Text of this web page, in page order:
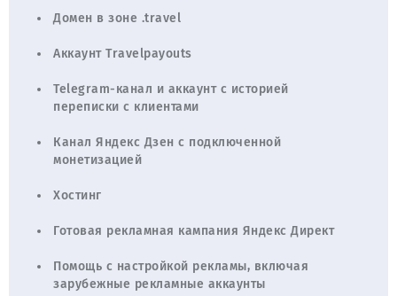
Домен в зоне .travel
Аккаунт Travelpayouts
Telegram-канал и аккаунт с историей
переписки с клиентами
Канал Яндекс Дзен с подключенной
монетизацией
Хостинг
Готовая рекламная кампания Яндекс Директ
Помощь с настройкой рекламы, включая
зарубежные рекламные аккаунты